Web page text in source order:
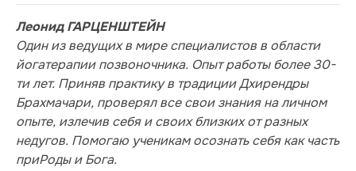
Леонид ГАРЦЕНШТЕЙН
Один из ведущих в мире специалистов в области
йогатерапии позвоночника. Опыт работы более 30-
ти лет. Приняв практику в традиции Дхирендры
Брахмачари, проверял все свои знания на личном
опыте, излечив себя и своих близких от разных
недугов. Помогаю ученикам осознать себя как часть
приРоды и Бога.